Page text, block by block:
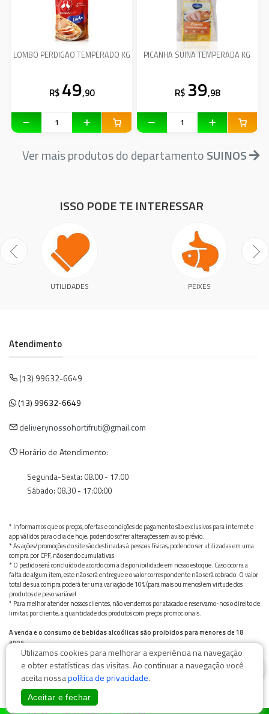
LOMBO PERDIGAO TEMPERADO KG
R$ 49,90
PICANHA SUINA TEMPERADA KG
R$ 39,98
Ver mais produtos do departamentoSUINOS
ISSO PODE TE INTERESSAR
UTILIDADES PEIXES
Atendimento
(13) 99632-6649
(13) 99632-6649
deliverynossohortifruti@gmail.com
Horário de Atendimento:
Segunda-Sexta: 08.00 - 17.00
Sábado: 08.30 - 17:00:00
* Informamos que os preços, ofertas e condições de pagamento são exclusivos para internet e
app válidos para o dia de hoje, podendo sofrer alterações sem aviso prévio.
* As ações/promoções do site são destinadas à pessoas físicas, podendo ser utilizadas em uma
compra por CPF, não sendo cumulativas.
* O pedido será concluído de acordo com a disponibilidade em nosso estoque. Caso ocorra a
falta de algum item, este não será entregue e o valor correspondente não será cobrado. O valor
total de sua compra poderá ter uma variação de 10% (para mais ou menos) em virtude dos
produtos de peso variável.
* Para melhor atender nossos clientes, não vendemos por atacado e reservamo-nos o direito de
limitar, por cliente, a quantidade dos produtos com preços promocionais.
A venda e o consumo de bebidas alcoólicas são proibidos para menores de 18
anos.
Bebida alcoólica pode causar dependência química e, em excesso, provoca graves males à saúde.
Beba com moderação
Utilizamos cookies para melhorar a experiência na navegação
e obter estatísticas das visitas. Ao continuar a navegação você
aceita nossapolítica de privacidade.
Aceitar e fechar